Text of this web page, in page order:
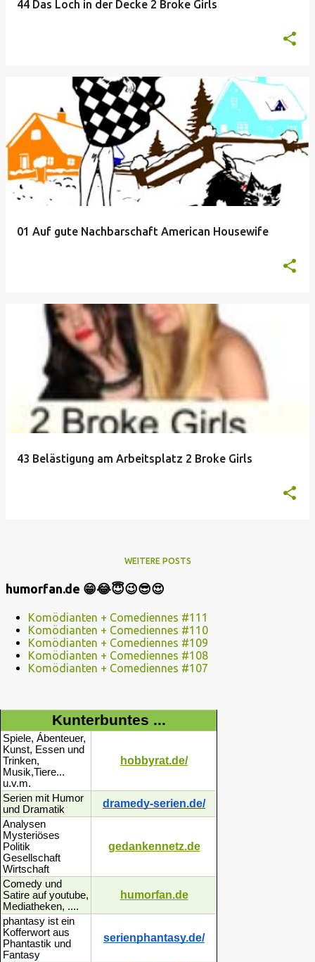
44 Das Loch in der Decke 2 Broke Girls
01 Auf gute Nachbarschaft American Housewife
43 Belästigung am Arbeitsplatz 2 Broke Girls
WEITERE POSTS
humorfan.de 😁😂😇😉😎😍
Komödianten + Comediennes #111
Komödianten + Comediennes #110
Komödianten + Comediennes #109
Komödianten + Comediennes #108
Komödianten + Comediennes #107
Kunterbuntes ...
Spiele, Ábenteuer,
Kunst, Essen und
Trinken,
Musik,Tiere...
u.v.m.
hobbyrat.de/
Serien mit Humor
und Dramatik
dramedy-serien.de/
Analysen
Mysteriöses
Politik
Gesellschaft
Wirtschaft
gedankennetz.de
Comedy und
Satire auf youtube,
Mediatheken, ....
humorfan.de
phantasy ist ein
Kofferwort aus
Phantastik und
Fantasy
serienphantasy.de/